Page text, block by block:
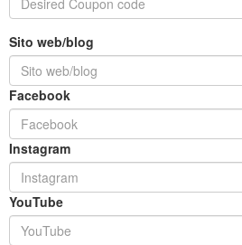
Sito web/blog
Facebook
Instagram
YouTube